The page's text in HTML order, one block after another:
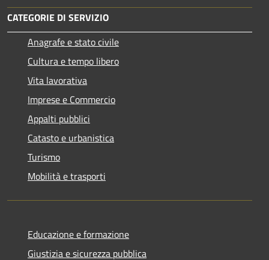
CATEGORIE DI SERVIZIO
Anagrafe e stato civile
Cultura e tempo libero
Vita lavorativa
Imprese e Commercio
Appalti pubblici
Catasto e urbanistica
Turismo
Mobilità e trasporti
Educazione e formazione
Giustizia e sicurezza pubblica